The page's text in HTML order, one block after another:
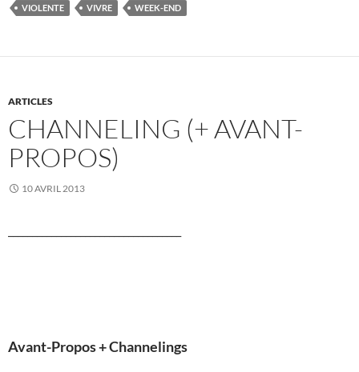
VIOLENTE
VIVRE WEEK-END
ARTICLES
CHANNELING (+ AVANT-
PROPOS)
10 AVRIL 2013
Avant-Propos + Channelings